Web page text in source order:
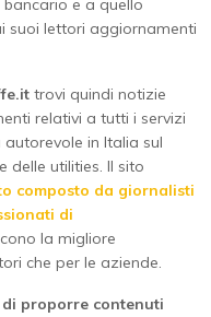
e a quello
suoi lettori aggiornamenti
trovi quindi notizie
relativi a tutti i servizi
in Italia sul
delle utilities. Il sito
composto da giornalisti
di
la migliore
che per le aziende.
proporre contenuti